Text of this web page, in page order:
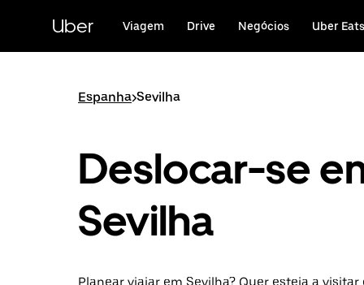
conteúdo
Uber Viagem Drive Negócios Uber Eats
Espanha>Sevilha
Deslocar-se
Sevilha